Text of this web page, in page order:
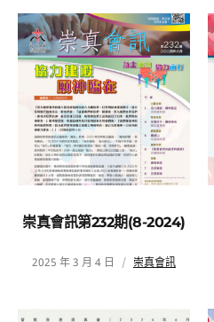
崇真會訊第232期(8-2024)
2025 年 3 月 4 日 崇真會訊